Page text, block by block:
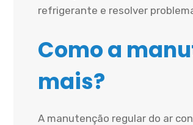
refrigerante e resolver
Como a
mais?
A manutenção regular do ar